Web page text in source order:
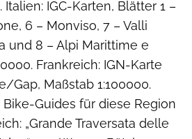
Italien: IGC-Karten, Blätter 1 –
6 – Monviso, 7 – Valli
und 8 – Alpi Marittime e
Frankreich: IGN-Karte
Gap, Maßstab 1:100000.
Guides für diese Region
„Grande Traversata delle